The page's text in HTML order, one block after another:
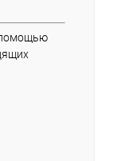
помощью